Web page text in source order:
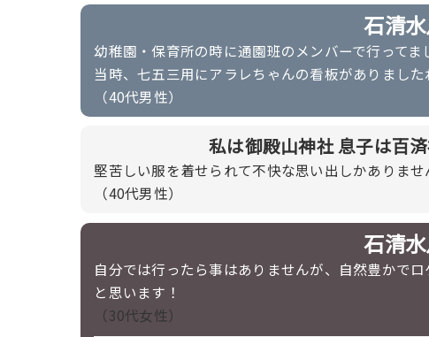
石清
幼稚園・保育所の時に通園班のメンバーで行ってま
当時、七五三用にアラレちゃんの看板がありました
（40代男性）
私は御殿山神社 息子は百
堅苦しい服を着せられて不快な思い出しかありませ
（40代男性）
石清
自分では行ったら事はありませんが、自然豊かで
と思います！
（30代女性）